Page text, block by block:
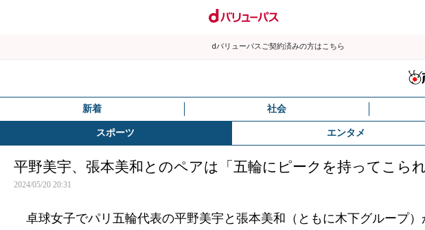
dバリューパスご契約済みの方はこちら
新着 社会
スポーツ エンタメ
平野美宇、張本美和とのペアは「五輪にピークを持ってこら
2024/05/20 20:31
卓球女子でパリ五輪代表の平野美宇と張本美和（ともに木下グループ